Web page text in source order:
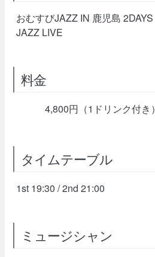
おむすびJAZZ IN 鹿児島 2DAYS
JAZZ LIVE
料金
4,800円（1ドリンク付き）
タイムテーブル
1st 19:30 / 2nd 21:00
ミュージシャン